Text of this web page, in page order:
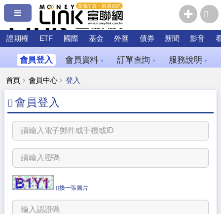
證期權 ETF 國際 基金 外匯 債券 新聞 影音
會員登入 會員資料 ▼ 訂單查詢 ▼ 服務說明 ▼
首頁 會員中心 登入
會員登入
換一張圖片